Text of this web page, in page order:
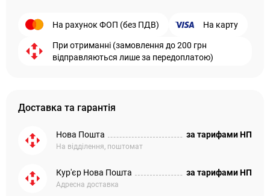
На рахунок ФОП (без ПДВ) На карту
При отриманні (замовлення до 200 грн
відправляються лише за передоплатою)
Доставка та гарантія
Нова Пошта
На відділення, поштомат
за тарифами НП
Кур'єр Нова Пошта
Адресна доставка
за тарифами НП